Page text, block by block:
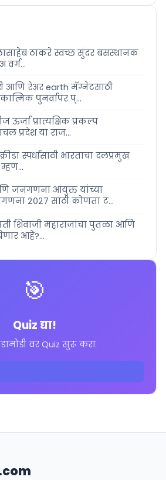
ठाकरे स्वच्छ सुंदर बसस्थानक
वर्ग...
आणि रेअर earth मॅग्नेटसाठी
पुनर्वापर प्...
ऊर्जा प्रात्यक्षिक प्रकल्प
प्रदेश या राज...
स्पर्धांसाठी भारताचा दलप्रमुख
जनगणना आयुक्त यांच्या
२०२७ साठी कोणता ट...
शिवाजी महाराजांचा पुतळा आणि
आहे?...
🎯
Quiz द्या!
वर Quiz सुरू करा